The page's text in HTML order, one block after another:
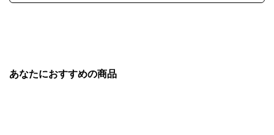
あなたにおすすめの商品